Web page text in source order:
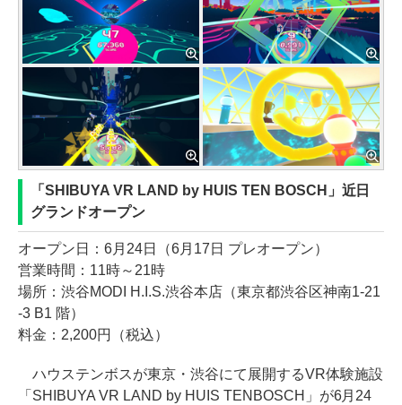
「SHIBUYA VR LAND by HUIS TEN BOSCH」近日
グランドオープン
オープン日：6月24日（6月17日 プレオープン）
営業時間：11時～21時
場所：渋谷MODI H.I.S.渋谷本店（東京都渋谷区神南1-21
-3 B1 階）
料金：2,200円（税込）
ハウステンボスが東京・渋谷にて展開するVR体験施設
「SHIBUYA VR LAND by HUIS TENBOSCH」が6月24